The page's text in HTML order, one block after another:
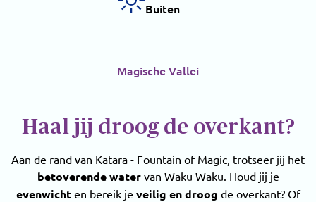
Buiten
Magische Vallei
Haal jij droog de overkant?
Aan de rand van Katara - Fountain of Magic, trotseer jij het
betoverende watervan Waku Waku. Houd jij je
evenwichten bereik je veilig en droog de overkant? Of